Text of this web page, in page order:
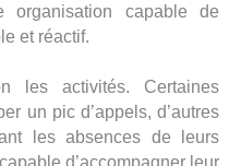
organisation capable de
et réactif.
les activités. Certaines
un pic d’appels, d’autres
les absences de leurs
d’accompagner leur